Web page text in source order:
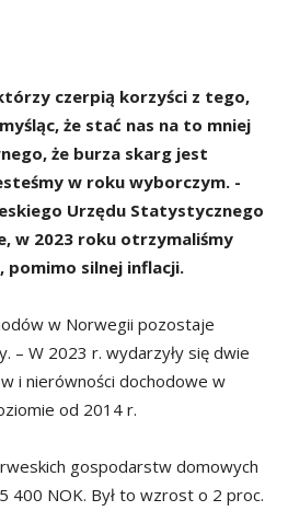
czerpią korzyści z tego,
że stać nas na to mniej
że burza skarg jest
w roku wyborczym. -
Urzędu Statystycznego
w 2023 roku otrzymaliśmy
pomimo silnej inflacji.
w Norwegii pozostaje
– W 2023 r. wydarzyły się dwie
i nierówności dochodowe w
od 2014 r.
gospodarstw domowych
400 NOK. Był to wzrost o 2 proc.